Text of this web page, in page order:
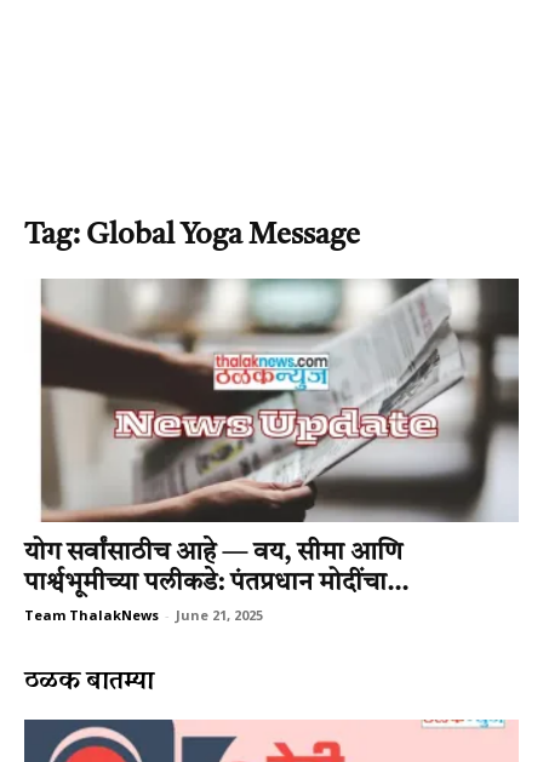
Tag: Global Yoga Message
योग सर्वांसाठीच आहे — वय, सीमा आणि
पार्श्वभूमीच्या पलीकडे: पंतप्रधान मोदींचा...
Team ThalakNews - June 21, 2025
ठळक बातम्या